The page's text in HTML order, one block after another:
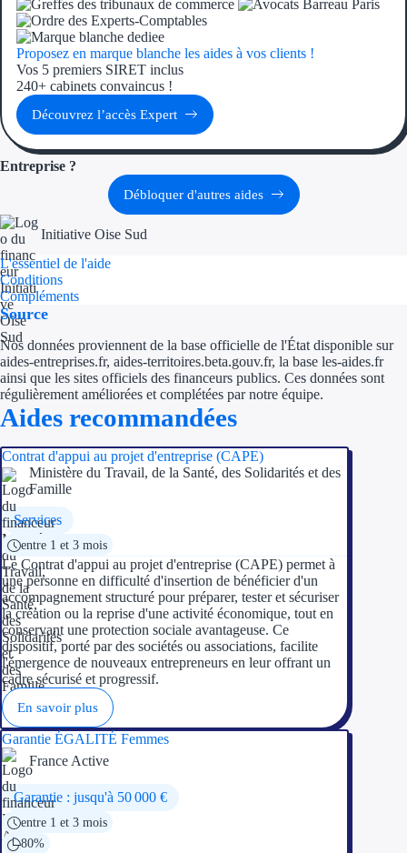
Aides Région
Aides Région
Aides Région
Couvertures
Recherche autonome
Accompagnement
Ressources
Nos guides
Nos partenaires
Contactez-nous
Proposez en marque blanche les aides à vos clients !
Vos 5 premiers SIRET inclus
240+ cabinets convaincus !
Découvrez l’accès Expert
Entreprise ?
Débloquer d'autres aides
Initiative Oise Sud
L'essentiel de l'aide
Conditions
Compléments
Source
Nos données proviennent de la base officielle de l'État disponible sur
aides-entreprises.fr, aides-territoires.beta.gouv.fr, la base les-aides.fr
ainsi que les sites officiels des financeurs publics. Ces données sont
régulièrement améliorées et complétées par notre équipe.
Aides recommandées
Contrat d'appui au projet d'entreprise (CAPE)
Ministère du Travail, de la Santé, des Solidarités et des
Famille
Services
entre 1 et 3 mois
Le Contrat d'appui au projet d'entreprise (CAPE) permet à
une personne en difficulté d'insertion de bénéficier d'un
accompagnement structuré pour préparer, tester et sécuriser
la création ou la reprise d'une activité économique, tout en
conservant une protection sociale avantageuse. Ce
dispositif, porté par des sociétés ou associations, facilite
l'émergence de nouveaux entrepreneurs en leur offrant un
cadre sécurisé et progressif.
En savoir plus
Garantie ÉGALITÉ Femmes
France Active
Garantie : jusqu'à 50 000 €
entre 1 et 3 mois
80%